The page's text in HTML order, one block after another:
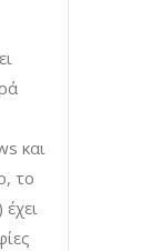
και
το